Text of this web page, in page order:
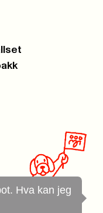
Hva kan jeg